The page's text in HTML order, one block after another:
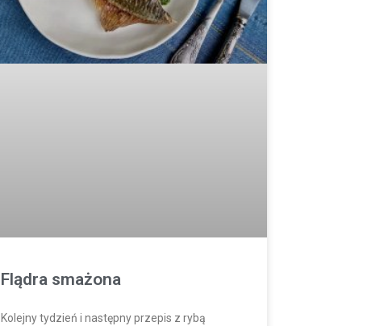
Flądra smażona
Kolejny tydzień i następny przepis z rybą